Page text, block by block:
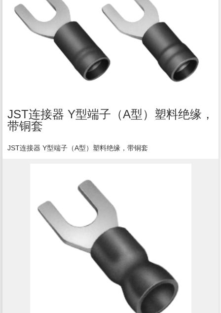
JST连接器 Y型端子（A型）塑料绝缘，
带铜套
JST连接器 Y型端子（A型）塑料绝缘，带铜套